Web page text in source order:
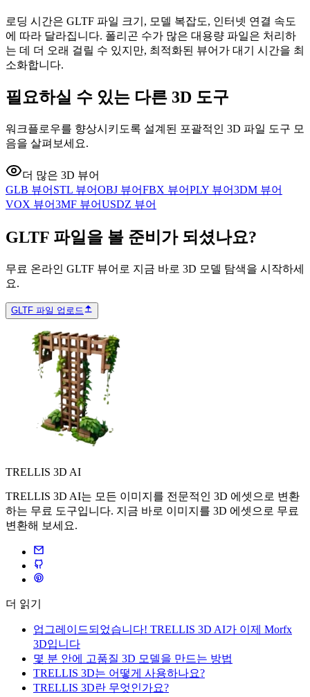
로딩 시간은 GLTF 파일 크기, 모델 복잡도, 인터넷 연결 속도
에 따라 달라집니다. 폴리곤 수가 많은 대용량 파일은 처리하
는 데 더 오래 걸릴 수 있지만, 최적화된 뷰어가 대기 시간을 최
소화합니다.
필요하실 수 있는 다른 3D 도구
워크플로우를 향상시키도록 설계된 포괄적인 3D 파일 도구 모
음을 살펴보세요.
더 많은 3D 뷰어
GLB 뷰어 STL 뷰어OBJ 뷰어FBX 뷰어PLY 뷰어3DM 뷰어
VOX 뷰어3MF 뷰어USDZ 뷰어
GLTF 파일을 볼 준비가 되셨나요?
무료 온라인 GLTF 뷰어로 지금 바로 3D 모델 탐색을 시작하세
요.
GLTF 파일 업로드
TRELLIS 3D AI
TRELLIS 3D AI는 모든 이미지를 전문적인 3D 에셋으로 변환
하는 무료 도구입니다. 지금 바로 이미지를 3D 에셋으로 무료
변환해 보세요.
더 읽기
업그레이드되었습니다! TRELLIS 3D AI가 이제 Morfx
3D입니다
몇 분 안에 고품질 3D 모델을 만드는 방법
TRELLIS 3D는 어떻게 사용하나요?
TRELLIS 3D란 무엇인가요?